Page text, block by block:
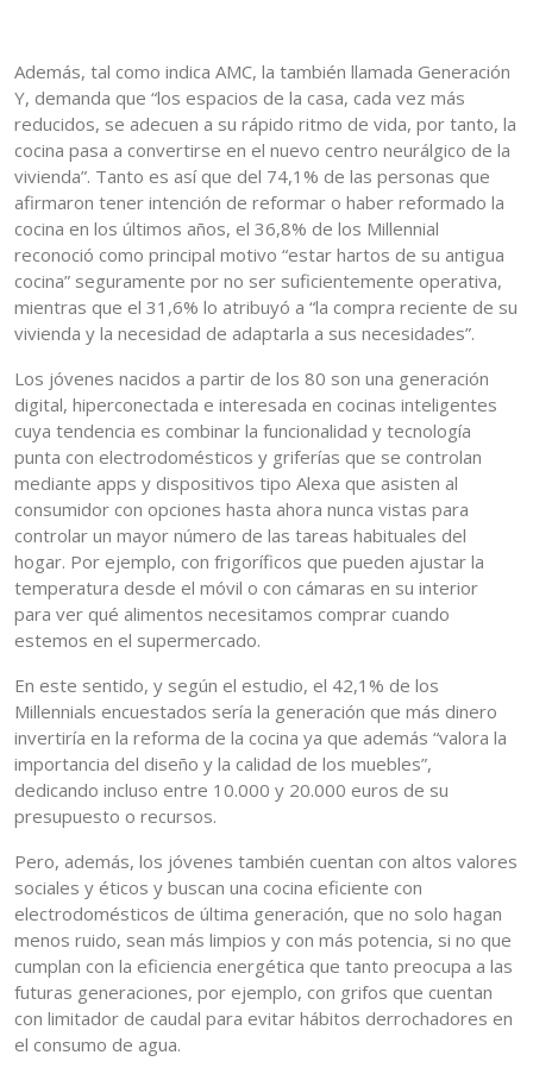
Además, tal como indica AMC, la también llamada Generación
Y, demanda que “los espacios de la casa, cada vez más
reducidos, se adecuen a su rápido ritmo de vida, por tanto, la
cocina pasa a convertirse en el nuevo centro neurálgico de la
vivienda”. Tanto es así que del 74,1% de las personas que
afirmaron tener intención de reformar o haber reformado la
cocina en los últimos años, el 36,8% de los Millennial
reconoció como principal motivo “estar hartos de su antigua
cocina” seguramente por no ser suficientemente operativa,
mientras que el 31,6% lo atribuyó a “la compra reciente de su
vivienda y la necesidad de adaptarla a sus necesidades”.
Los jóvenes nacidos a partir de los 80 son una generación
digital, hiperconectada e interesada en cocinas inteligentes
cuya tendencia es combinar la funcionalidad y tecnología
punta con electrodomésticos y griferías que se controlan
mediante apps y dispositivos tipo Alexa que asisten al
consumidor con opciones hasta ahora nunca vistas para
controlar un mayor número de las tareas habituales del
hogar. Por ejemplo, con frigoríficos que pueden ajustar la
temperatura desde el móvil o con cámaras en su interior
para ver qué alimentos necesitamos comprar cuando
estemos en el supermercado.
En este sentido, y según el estudio, el 42,1% de los
Millennials encuestados sería la generación que más dinero
invertiría en la reforma de la cocina ya que además “valora la
importancia del diseño y la calidad de los muebles”,
dedicando incluso entre 10.000 y 20.000 euros de su
presupuesto o recursos.
Pero, además, los jóvenes también cuentan con altos valores
sociales y éticos y buscan una cocina eficiente con
electrodomésticos de última generación, que no solo hagan
menos ruido, sean más limpios y con más potencia, si no que
cumplan con la eficiencia energética que tanto preocupa a las
futuras generaciones, por ejemplo, con grifos que cuentan
con limitador de caudal para evitar hábitos derrochadores en
el consumo de agua.